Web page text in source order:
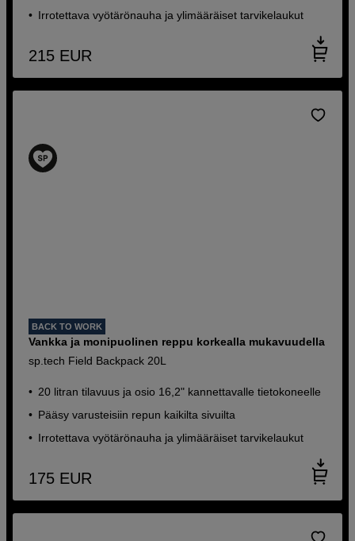
Irrotettava vyötärönauha ja ylimääräiset tarvikelaukut
215 EUR
BACK TO WORK
Vankka ja monipuolinen reppu korkealla mukavuudella
sp.tech Field Backpack 20L
20 litran tilavuus ja osio 16,2" kannettavalle tietokoneelle
Pääsy varusteisiin repun kaikilta sivuilta
Irrotettava vyötärönauha ja ylimääräiset tarvikelaukut
175 EUR